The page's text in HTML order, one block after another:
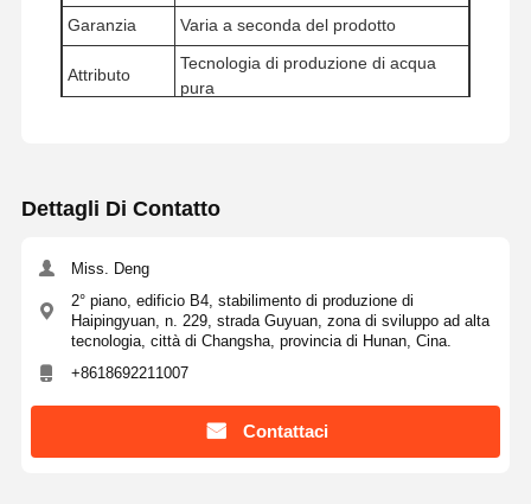
Apparecchiature per l'acqua ultrapura
Sistema di filtrazione dell'acqua ultrapura
Macchina deionizzata dell'acqua
Consumi per la depurazione dell'acqua
Accessori per sistemi di depurazione dell'acqua
Garanzia Varia a seconda del prodotto
Attributo
Tecnologia di produzione di acqua
pura
Dettagli Di Contatto
Miss. Deng
2° piano, edificio B4, stabilimento di produzione di
Haipingyuan, n. 229, strada Guyuan, zona di sviluppo ad alta
tecnologia, città di Changsha, provincia di Hunan, Cina.
+8618692211007
Contattaci